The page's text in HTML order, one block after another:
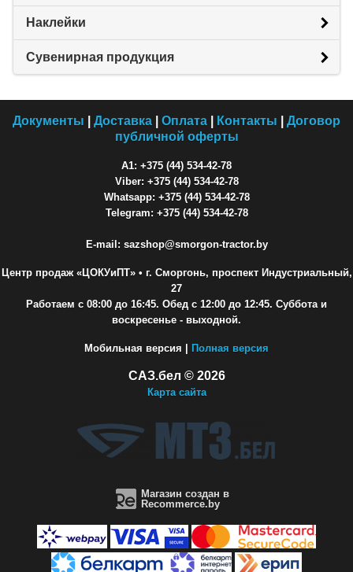
Наклейки
Сувенирная продукция
Документы Доставка Оплата Контакты
Договор
публичной оферты
A1: +375 (44) 534-42-78
Viber: +375 (44) 534-42-78
Whatsapp: +375 (44) 534-42-78
Telegram: +375 (44) 534-42-78
E-mail: sazshop@smorgon-tractor.by
Центр продаж «ЦОКУиПТ»• г. Сморгонь, проспект Индустриальный,
27
Работаем с 08:00 до 16:45. Обед с 12:00 до 12:45. Суббота и
воскресенье - выходной.
Мобильная версия | Полная версия
САЗ.бел © 2026
Карта сайта
Магазин создан в
Recommerce.by